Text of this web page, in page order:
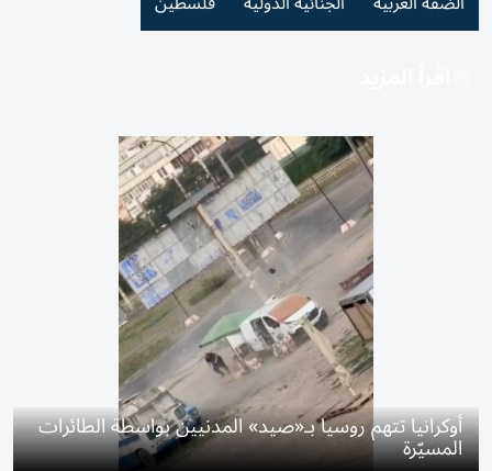
أوكرانيا تتهم روسيا بـ«صيد» المدنيين بواسطة الطائرات
المسيّرة